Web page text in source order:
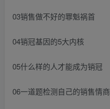
03销售做不好的罪魁祸首
04销冠基因的5大内核
05什么样的人才能成为销冠
06一道题检测自己的销售情商